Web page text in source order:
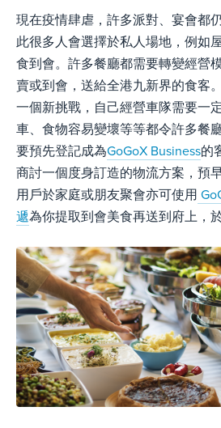
現在疫情肆虐，許多派對、宴會都
此很多人會選擇於私人場地，例如
食到會。 許多餐廳都需要轉變經營
賣或到會，送給全港九新界的食客
一個新挑戰，自己經營車隊需要一
車、食物容易變壞等等都令許多餐廳
要預先登記成為GoGoX Business的
商討一個度身訂造的物流方案 ， 預
用戶於家庭或朋友聚會亦可使用
遞為你提取到會美食再送到府上，